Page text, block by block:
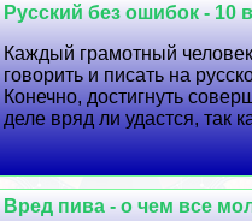
Русский без ошибок - 10
Каждый грамотный
говорить и писать на
Конечно, достигнуть
деле вряд ли удастся, так
Вред пива - о чем все